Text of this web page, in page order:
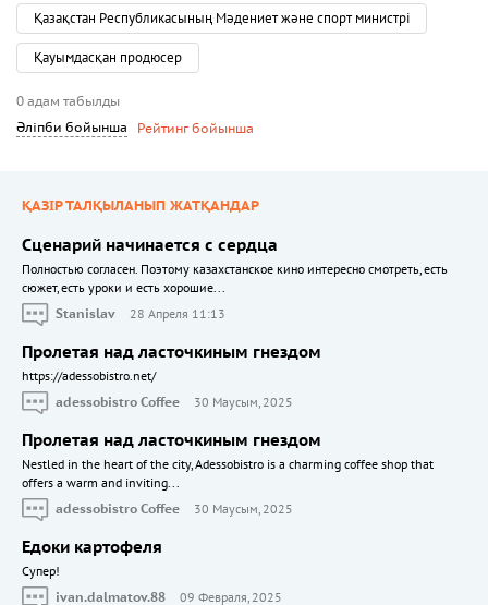
Қазақстан Республикасының Мәдениет және спорт министрі
Қауымдасқан продюсер
0 адам табылды
Әліпби бойынша
Рейтинг бойынша
ҚАЗІР ТАЛҚЫЛАНЫП ЖАТҚАНДАР
Сценарий начинается с сердца
Полностью согласен. Поэтому казахстанское кино интересно смотреть, есть
сюжет, есть уроки и есть хорошие...
Stanislav
28 Апреля 11:13
Пролетая над ласточкиным гнездом
https://adessobistro.net/
adessobistro Coffee
30 Маусым, 2025
Пролетая над ласточкиным гнездом
Nestled in the heart of the city, Adessobistro is a charming coffee shop that
offers a warm and inviting...
adessobistro Coffee
30 Маусым, 2025
Едоки картофеля
Cупер!
ivan.dalmatov.88
09 Февраля, 2025